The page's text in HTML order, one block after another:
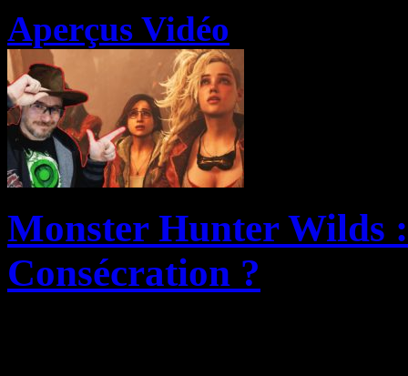
Aperçus Vidéo
Monster Hunter Wilds
Consécration ?